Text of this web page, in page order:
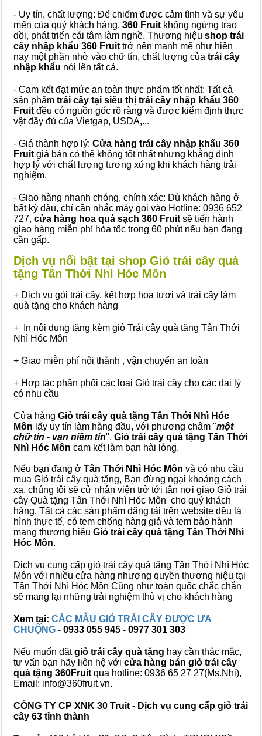
- Uy tín, chất lượng: Để chiếm được cảm tình và sự yêu
mến của quý khách hàng, 360 Fruit không ngừng trao
dồi, phát triển cái tâm làm nghề. Thương hiệu shop trái
cây nhập khẩu 360 Fruit trở nên mạnh mẽ như hiện
nay một phần nhờ vào chữ tín, chất lượng của trái cây
nhập khẩu nói lên tất cả.
- Cam kết đạt mức an toàn thực phẩm tốt nhất: Tất cả
sản phẩm trái cây tại siêu thị trái cây nhập khẩu 360
Fruit đều có nguồn gốc rõ ràng và được kiểm định thực
vật đầy đủ của Vietgap, USDA,...
- Giá thành hợp lý: Cửa hàng trái cây nhập khẩu 360
Fruit giá bán có thể không tốt nhất nhưng khẳng định
hợp lý với chất lượng tương xứng khi khách hàng trải
nghiệm.
- Giao hàng nhanh chóng, chính xác: Dù khách hàng ở
bất kỳ đâu, chỉ cần nhắc máy gọi vào Hotline: 0936 652
727, cửa hàng hoa quả sạch 360 Fruit sẽ tiến hành
giao hàng miễn phí hỏa tốc trong 60 phút nếu bạn đang
cần gấp.
Dịch vụ nổi bật tại shop Giỏ trái cây quà
tặng Tân Thới Nhì Hóc Môn
+ Dịch vụ gói trái cây, kết hợp hoa tươi và trái cây làm
quà tặng cho khách hàng
+ In nội dung tặng kèm giỏ Trái cây quà tặng Tân Thới
Nhì Hóc Môn
+ Giao miễn phí nội thành , vận chuyển an toàn
+ Hợp tác phân phối các loại Giỏ trái cây cho các đại lý
có nhu cầu
Cửa hàng Giỏ trái cây quà tặng Tân Thới Nhì Hóc
Môn lấy uy tín làm hàng đầu, với phương châm "một
chữ tín - vạn niềm tin", Giỏ trái cây quà tặng Tân Thới
Nhì Hóc Môn cam kết làm bạn hài lòng.
Nếu bạn đang ở Tân Thới Nhì Hóc Môn và có nhu cầu
mua Giỏ trái cây quà tặng, Bạn đừng ngại khoảng cách
xa, chúng tôi sẽ cử nhân viên trở tới tận nơi giao Giỏ trái
cây Quà tặng Tân Thới Nhì Hóc Môn cho quý khách
hàng. Tất cả các sản phẩm đăng tải trên website đều là
hình thực tế, có tem chống hàng giả và tem bảo hành
mang thương hiệu Giỏ trái cây quà tặng Tân Thới Nhì
Hóc Môn.
Dịch vụ cung cấp giỏ trái cây quà tặng Tân Thới Nhì Hóc
Môn với nhiều cửa hàng nhượng quyền thương hiệu tại
Tân Thới Nhì Hóc Môn Cũng như toàn quốc chắc chắn
sẽ mang lại những trải nghiệm thù vị cho khách hàng
Xem tại: CÁC MẪU GIỎ TRÁI CÂY ĐƯỢC ƯA
CHUỘNG - 0933 055 945 - 0977 301 303
Nếu muốn đặtgiỏ trái cây quà tặng hay cần thắc mắc,
tư vấn bạn hãy liên hệ với cửa hàng bán giỏ trái cây
quà tặng 360Fruit qua hotline: 0936 65 27 27(Ms.Nhi),
Email: info@360fruit.vn.
CÔNG TY CP XNK 30 Truit - Dịch vụ cung cấp giỏ trái
cây 63 tỉnh thành